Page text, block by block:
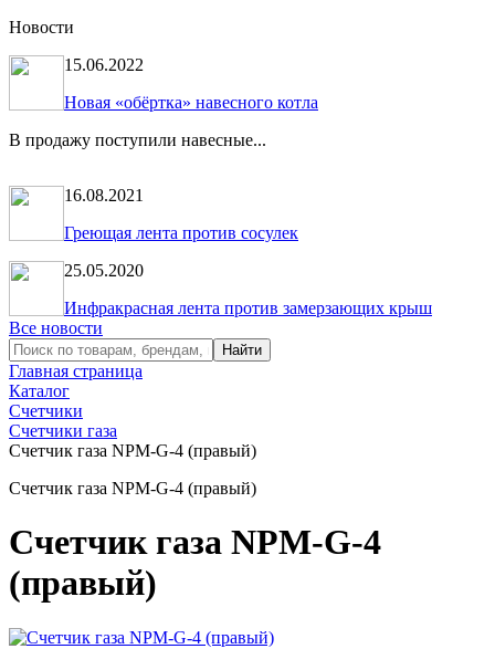
Новости
15.06.2022
Новая «обёртка» навесного котла
В продажу поступили навесные...
16.08.2021
Греющая лента против сосулек
25.05.2020
Инфракрасная лента против замерзающих крыш
Все новости
Главная страница
Каталог
Счетчики
Счетчики газа
Счетчик газа NPM-G-4 (правый)
Счетчик газа NPM-G-4 (правый)
Счетчик газа NPM-G-4
(правый)